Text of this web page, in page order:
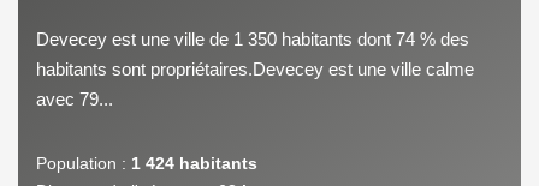
Devecey est une ville de 1 350 habitants dont 74 % des
habitants sont propriétaires.Devecey est une ville calme
avec 79...
Population : 1 424 habitants